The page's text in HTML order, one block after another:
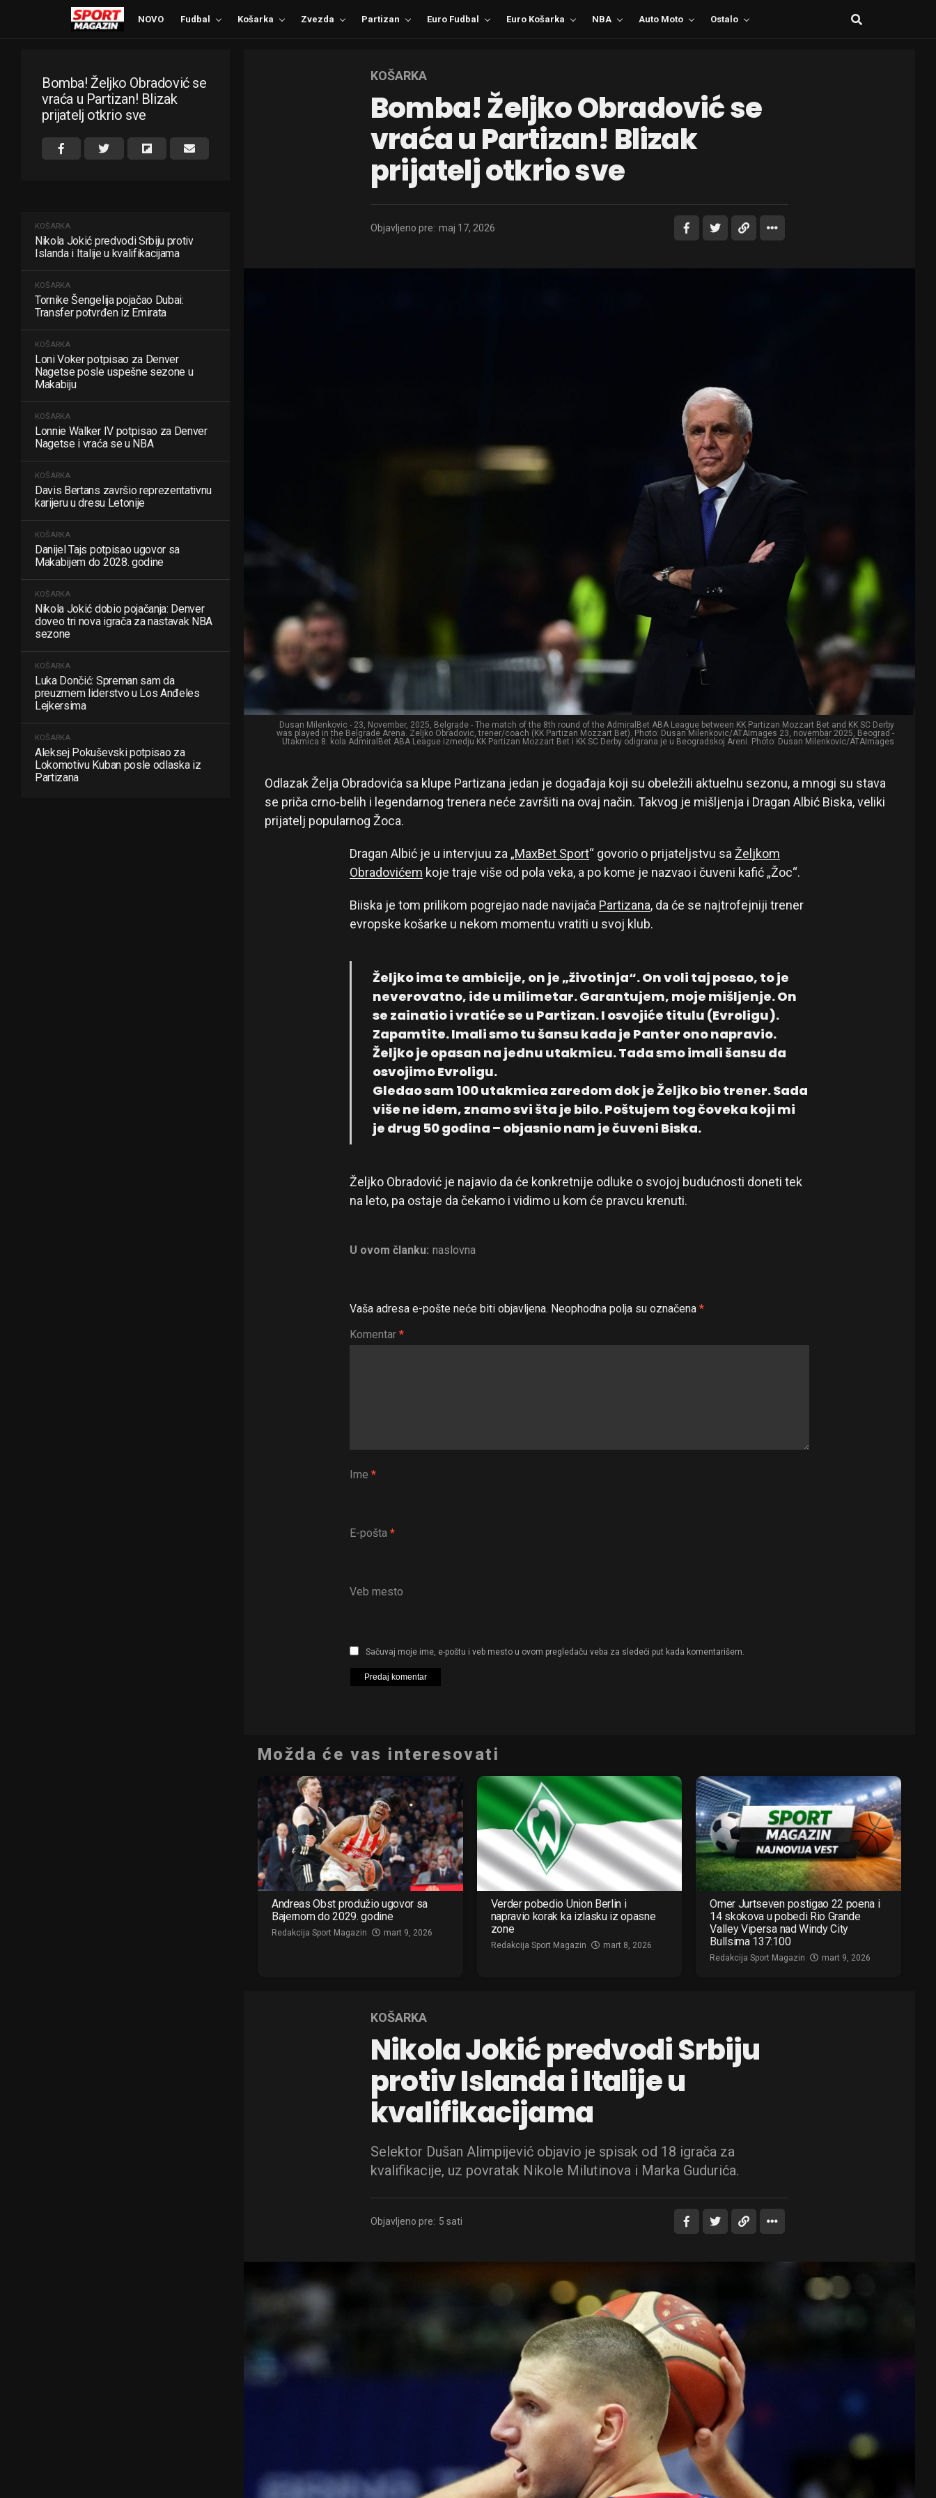
NOVO Fudbal Košarka Zvezda Partizan Euro Fudbal Euro Košarka NBA Auto Moto Ostalo
Bomba! Željko Obradović se
vraća u Partizan! Blizak
prijatelj otkrio sve
KOŠARKA
Nikola Jokić predvodi Srbiju protiv
Islanda i Italije u kvalifikacijama
KOŠARKA
Tornike Šengelija pojačao Dubai:
Transfer potvrđen iz Emirata
KOŠARKA
Loni Voker potpisao za Denver
Nagetse posle uspešne sezone u
Makabiju
KOŠARKA
Lonnie Walker IV potpisao za Denver
Nagetse i vraća se u NBA
KOŠARKA
Davis Bertans završio reprezentativnu
karijeru u dresu Letonije
KOŠARKA
Danijel Tajs potpisao ugovor sa
Makabijem do 2028. godine
KOŠARKA
Nikola Jokić dobio pojačanja: Denver
doveo tri nova igrača za nastavak NBA
sezone
KOŠARKA
Luka Dončić: Spreman sam da
preuzmem liderstvo u Los Anđeles
Lejkersima
KOŠARKA
Aleksej Pokuševski potpisao za
Lokomotivu Kuban posle odlaska iz
Partizana
KOŠARKA
Bomba! Željko Obradović se
vraća u Partizan! Blizak
prijatelj otkrio sve
Objavljeno pre: maj 17, 2026
Dusan Milenkovic - 23, November, 2025, Belgrade - The match of the 8th round of the AdmiralBet ABA League between KK Partizan Mozzart Bet and KK SC Derby
was played in the Belgrade Arena. Zeljko Obradovic, trener/coach (KK Partizan Mozzart Bet). Photo: Dusan Milenkovic/ATAImages 23, novembar 2025, Beograd -
Utakmica 8. kola AdmiralBet ABA League izmedju KK Partizan Mozzart Bet i KK SC Derby odigrana je u Beogradskoj Areni. Photo: Dusan Milenkovic/ATAImages
Odlazak Želja Obradovića sa klupe Partizana jedan je događaja koji su obeležili aktuelnu sezonu, a mnogi su stava
se priča crno-belih i legendarnog trenera neće završiti na ovaj način. Takvog je mišljenja i Dragan Albić Biska, veliki
prijatelj popularnog Žoca.
Dragan Albić je u intervjuu za „MaxBet Sport“ govorio o prijateljstvu sa Željkom
Obradovićem koje traje više od pola veka, a po kome je nazvao i čuveni kafić „Žoc“.
Biiska je tom prilikom pogrejao nade navijača Partizana, da će se najtrofejniji trener
evropske košarke u nekom momentu vratiti u svoj klub.
Željko ima te ambicije, on je „životinja“. On voli taj posao, to je
neverovatno, ide u milimetar. Garantujem, moje mišljenje. On
se zainatio i vratiće se u Partizan. I osvojiće titulu (Evroligu).
Zapamtite. Imali smo tu šansu kada je Panter ono napravio.
Željko je opasan na jednu utakmicu. Tada smo imali šansu da
osvojimo Evroligu.
Gledao sam 100 utakmica zaredom dok je Željko bio trener. Sada
više ne idem, znamo svi šta je bilo. Poštujem tog čoveka koji mi
je drug 50 godina – objasnio nam je čuveni Biska.
Željko Obradović je najavio da će konkretnije odluke o svojoj budućnosti doneti tek
na leto, pa ostaje da čekamo i vidimo u kom će pravcu krenuti.
U ovom članku: naslovna
Vaša adresa e-pošte neće biti objavljena. Neophodna polja su označena *
Komentar *
Ime *
E-pošta *
Veb mesto
Sačuvaj moje ime, e-poštu i veb mesto u ovom pregledaču veba za sledeći put kada komentarišem.
Možda će vas interesovati
Andreas Obst produžio ugovor sa
Bajernom do 2029. godine
Redakcija Sport Magazin mart 9, 2026
Verder pobedio Union Berlin i
napravio korak ka izlasku iz opasne
zone
Redakcija Sport Magazin mart 8, 2026
Omer Jurtseven postigao 22 poena i
14 skokova u pobedi Rio Grande
Valley Vipersa nad Windy City
Bullsima 137:100
Redakcija Sport Magazin mart 9, 2026
KOŠARKA
Nikola Jokić predvodi Srbiju
protiv Islanda i Italije u
kvalifikacijama
Selektor Dušan Alimpijević objavio je spisak od 18 igrača za
kvalifikacije, uz povratak Nikole Milutinova i Marka Gudurića.
Objavljeno pre: 5 sati